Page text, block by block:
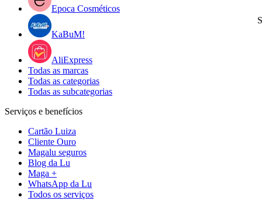
Epoca Cosméticos
KaBuM!
AliExpress
Todas as marcas
Todas as categorias
Todas as subcategorias
Serviços e benefícios
Cartão Luiza
Cliente Ouro
Magalu seguros
Blog da Lu
Maga +
WhatsApp da Lu
Todos os serviços